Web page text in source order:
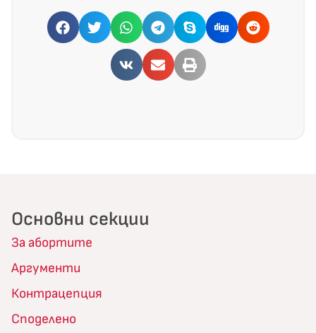
Основни секции
За абортите
Аргументи
Контрацепция
Споделено